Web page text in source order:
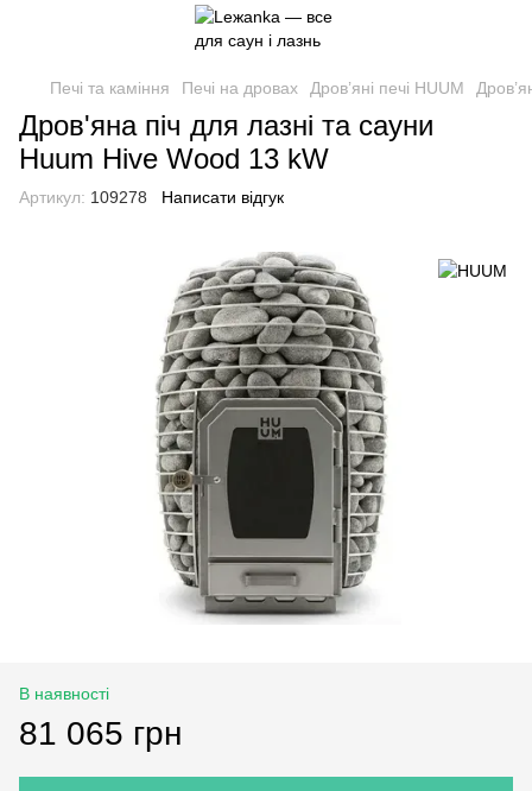
Печі та каміння Печі на дровах Дров’яні печі HUUM
Дров'яна піч для лазні та сауни
Huum Hive Wood 13 kW
Артикул: 109278 Написати відгук
В наявності
81 065 грн